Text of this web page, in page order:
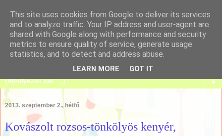
Tanulj meg sütni!
▼
2013. szeptember 2., hétfő
Kovászolt rozsos-tönkölyös kenyér,
This site uses cookies from Google to deliver its services
and to analyze traffic. Your IP address and user-agent are
shared with Google along with performance and security
metrics to ensure quality of service, generate usage
statistics, and to detect and address abuse.
LEARN MORE GOT IT